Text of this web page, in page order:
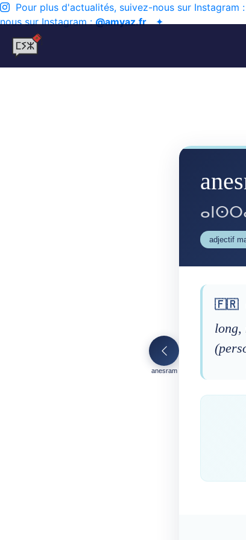
Pour plus d'actualités, suivez-nous sur Instagram :
nous sur Instagram :@amyaz.fr✦
anesram
adjectif
🇫🇷
long,